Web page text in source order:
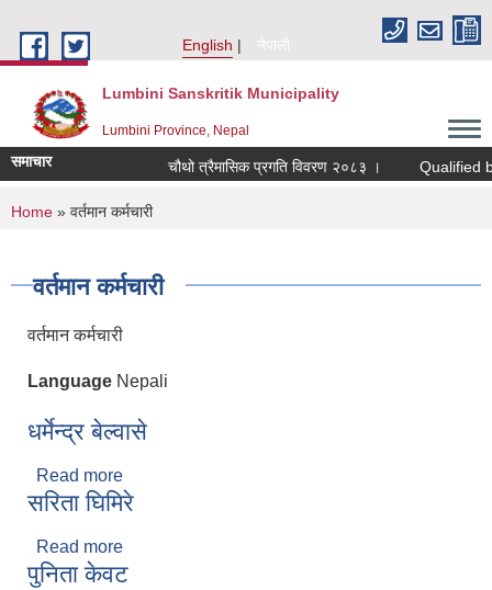
English
नेपाली
Lumbini Sanskritik Municipality
Lumbini Province, Nepal
समाचार चौथो त्रैमासिक प्रगति विवरण २०८३ । Qualified
You are here
Home » वर्तमान कर्मचारी
वर्तमान कर्मचारी
वर्तमान कर्मचारी
Language Nepali
धर्मेन्द्र बेल्वासे
Read more
सरिता घिमिरे
Read more
पुनिता केवट